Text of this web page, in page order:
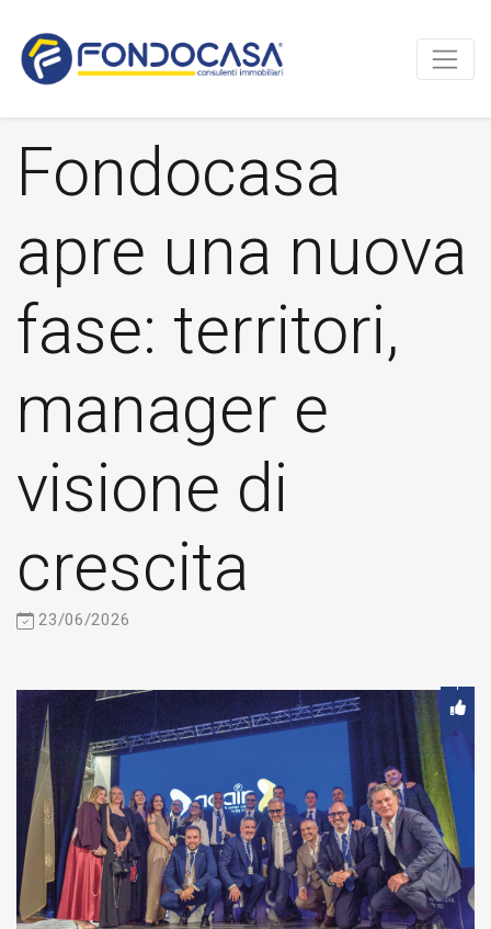
Fondocasa
apre una nuova
fase: territori,
manager e
visione di
crescita
23/06/2026